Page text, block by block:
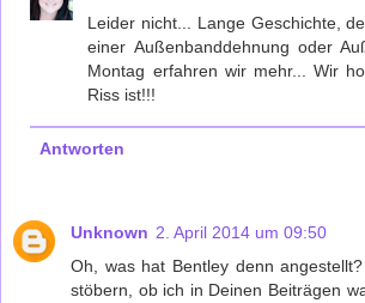
Leider nicht... Lange Geschichte,
einer Außenbanddehnung oder
Montag erfahren wir mehr... Wir
Riss ist!!!
Antworten
Unknown 2. April 2014 um 09:50
Oh, was hat Bentley denn
stöbern, ob ich in Deinen Beiträgen